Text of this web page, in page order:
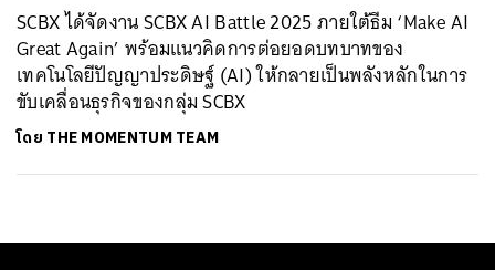
SCBX ได้จัดงาน SCBX AI Battle 2025 ภายใต้ธีม ‘Make AI
Great Again’ พร้อมแนวคิดการต่อยอดบทบาทของ
เทคโนโลยีปัญญาประดิษฐ์ (AI) ให้กลายเป็นพลังหลักในการ
ขับเคลื่อนธุรกิจของกลุ่ม SCBX
โดย THE MOMENTUM TEAM